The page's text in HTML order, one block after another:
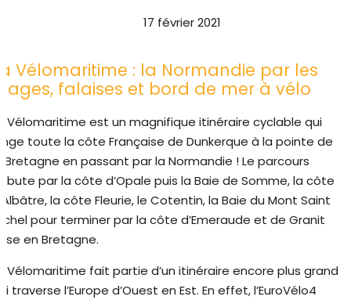
17 février 2021
Vélomaritime : la Normandie par les
falaises et bord de mer à vélo
Vélomaritime est un magnifique itinéraire cyclable qui
toute la côte Française de Dunkerque à la pointe de
Bretagne en passant par la Normandie ! Le parcours
par la côte d’Opale puis la Baie de Somme, la côte
la côte Fleurie, le Cotentin, la Baie du Mont Saint
pour terminer par la côte d’Emeraude et de Granit
en Bretagne.
Vélomaritime fait partie d’un itinéraire encore plus grand
traverse l’Europe d’Ouest en Est. En effet, l’EuroVélo4